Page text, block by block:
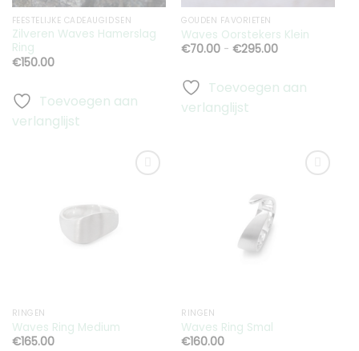
FEESTELIJKE CADEAUGIDSEN
Zilveren Waves Hamerslag
Ring
€150.00
Toevoegen aan
verlanglijst
GOUDEN FAVORIETEN
Waves Oorstekers Klein
€70.00 - €295.00Prijsklasse:
Toevoegen aan
verlanglijst
Toevoegen
verlanglijst
RINGEN
Waves Ring Medium
€165.00
RINGEN
Waves Ring Smal
€160.00